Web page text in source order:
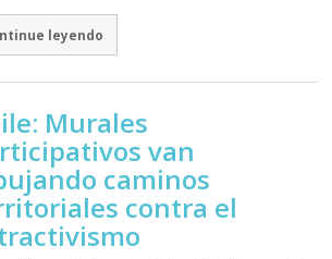
leyendo
Murales
van
caminos
contra el